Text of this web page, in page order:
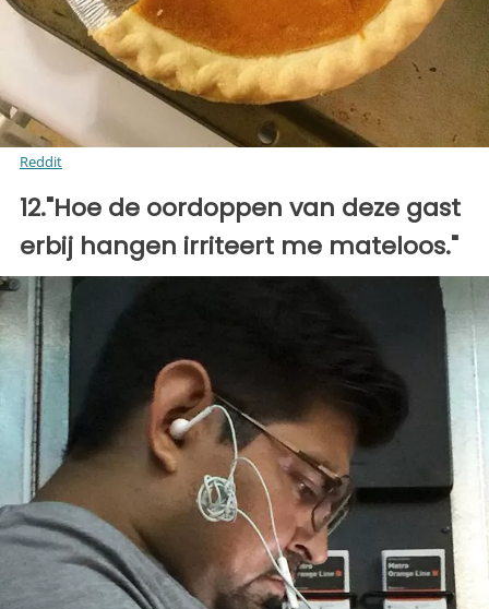
Reddit
12."Hoe de oordoppen van deze gast
erbij hangen irriteert me mateloos."